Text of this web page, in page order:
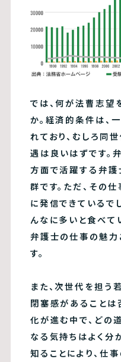
では、何が法曹志望
か。経済的条件は、
れており、むしろ同
遇は良いはずです。
方面で活躍する弁護
群です。ただ、その
に発信できているで
んなに多いと食べて
弁護士の仕事の魅力
す。
また、次世代を担う
閉塞感があることは
化が進む中で、どの
なる気持ちはよく分
知ることにより、仕